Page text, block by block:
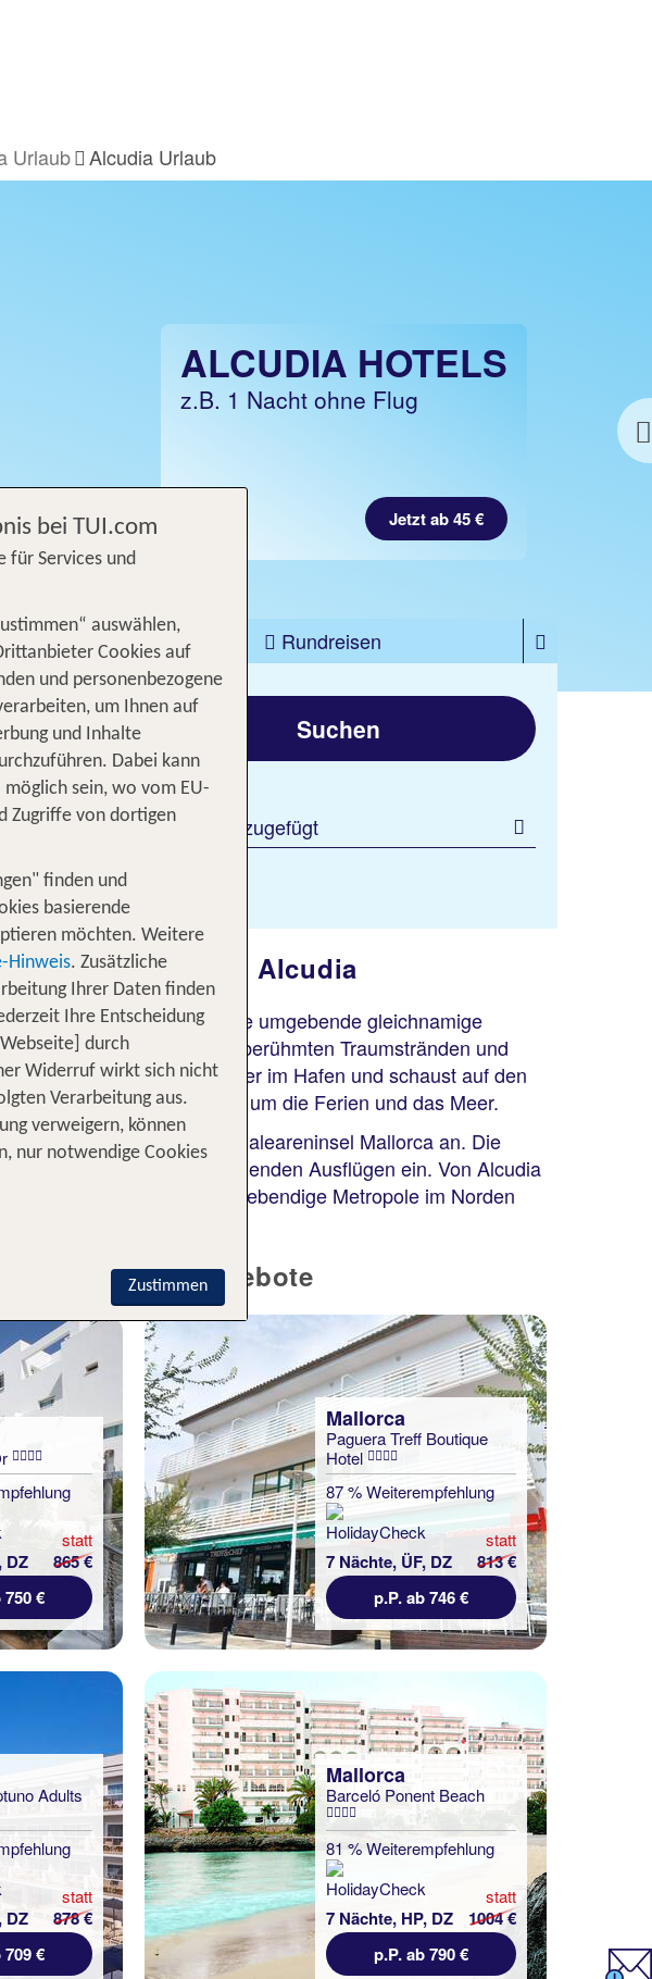
Urlaub Alcudia Urlaub
ALCUDIA URLAUB
z.B. 1 Woche Hotel inkl. Flug
Jetzt ab 508 €
ALCUDIA HOTELS
z.B. 1 Nacht ohne Flug
Jetzt ab 45 €
Kreuzfahrten
Rundreisen
Zusatzleistungen
Suchen
1 Filter hinzugefügt
Urlaub in Alcudia
Stadt Alcudia und die sie umgebende gleichnamige
von Alcudia mit den berühmten Traumstränden und
Du gern am Strand oder im Hafen und schaust auf den
denn hier dreht sich alles um die Ferien und das Meer.
alle Attraktionen der Baleareninsel Mallorca an. Die
Orte laden Dich zu spannenden Ausflügen ein. Von Alcudia
entfernte Barcelona. Die lebendige Metropole im Norden
planst.
Unsere TOP Angebote
DZ
statt
865 €
750 €
Mallorca
Paguera Treff Boutique
Hotel
87 % Weiterempfehlung
7 Nächte, ÜF, DZ
statt
813 €
p.P. ab 746 €
Adults
DZ
statt
878 €
709 €
Mallorca
Barceló Ponent Beach
81 % Weiterempfehlung
7 Nächte, HP, DZ
statt
1004 €
p.P. ab 790 €
bei TUI.com
für Services und
auswählen,
Cookies auf
und personenbezogene
um Ihnen auf
und Inhalte
Dabei kann
sein, wo vom EU-
Zugriffe von dortigen
finden und
basierende
möchten. Weitere
Hinweis. Zusätzliche
Ihrer Daten finden
Ihre Entscheidung
durch
Widerruf wirkt sich nicht
Verarbeitung aus.
verweigern, können
nur notwendige Cookies
Zustimmen